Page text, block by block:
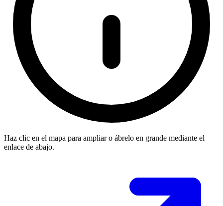
Haz clic en el mapa para ampliar o ábrelo en grande mediante el
enlace de abajo.